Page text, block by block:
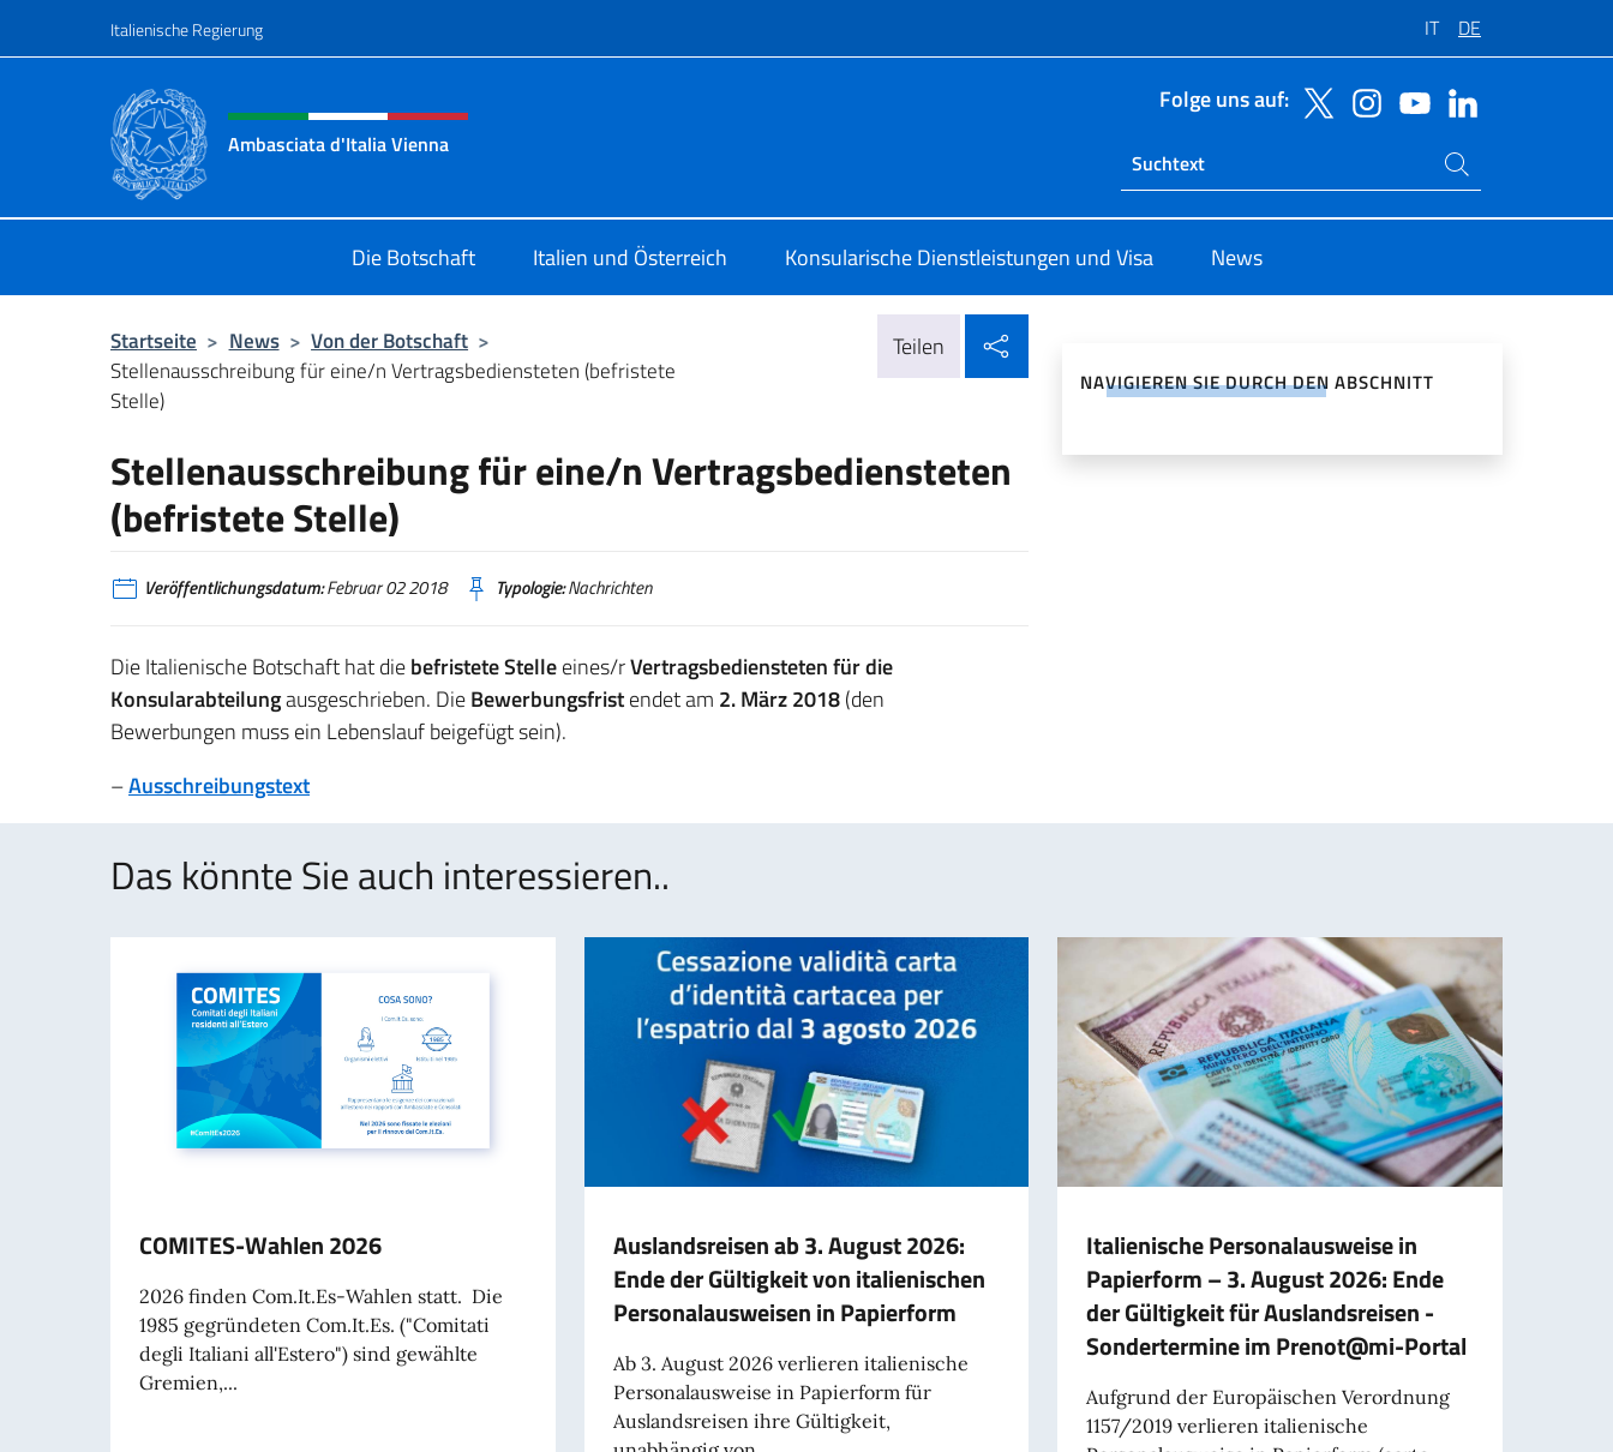
Italienische Regierung IT DE
Header-Site, Social und Menü
Ambasciata d'Italia Vienna
Folge uns auf:
Ricerca sito live
Suchen Sie auf der Website
Die Botschaft Italien und Österreich Konsularische Dienstleistungen und Visa News
Startseite > News > Von der Botschaft >
Stellenausschreibung für eine/n Vertragsbediensteten (befristete
Stelle)
Teilen
Stellenausschreibung für eine/n Vertragsbediensteten
(befristete Stelle)
Veröffentlichungsdatum:Februar 02 2018 Typologie:Nachrichten
Die Italienische Botschaft hat diebefristete Stelleeines/rVertragsbediensteten für die
Konsularabteilungausgeschrieben. DieBewerbungsfristendet am 2. März 2018(den
Bewerbungen muss ein Lebenslauf beigefügt sein).
–Ausschreibungstext
NAVIGIEREN SIE DURCH DEN ABSCHNITT
Das könnte Sie auch interessieren..
COMITES-Wahlen 2026
2026 finden Com.It.Es-Wahlen statt. Die
1985 gegründeten Com.It.Es. ("Comitati
degli Italiani all'Estero") sind gewählte
Gremien,...
Auslandsreisen ab 3. August 2026:
Ende der Gültigkeit von italienischen
Personalausweisen in Papierform
Ab 3. August 2026 verlieren italienische
Personalausweise in Papierform für
Auslandsreisen ihre Gültigkeit,
Italienische Personalausweise in
Papierform – 3. August 2026: Ende
der Gültigkeit für Auslandsreisen -
Sondertermine im Prenot@mi-Portal
Aufgrund der Europäischen Verordnung
1157/2019 verlieren italienische